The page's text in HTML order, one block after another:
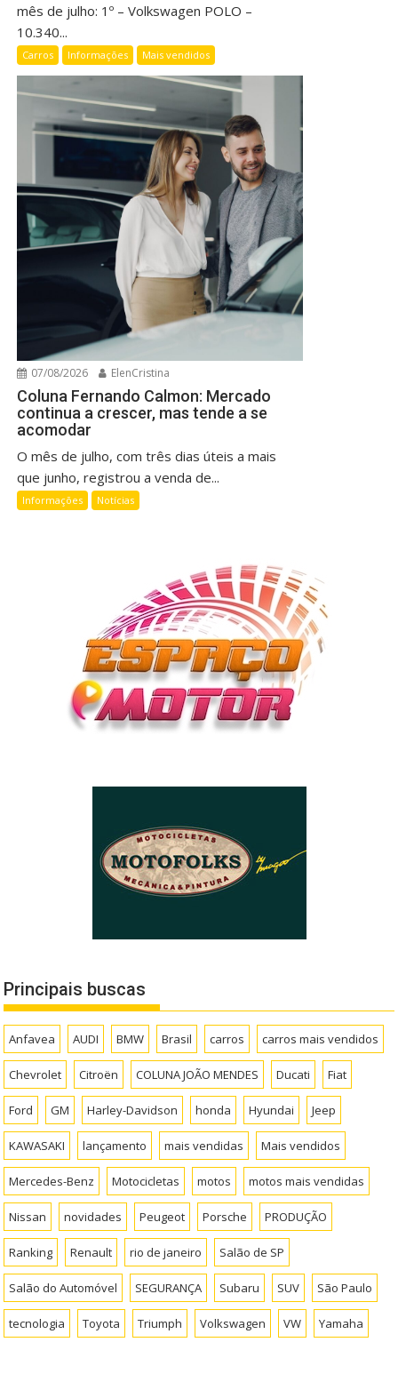
mês de julho: 1º – Volkswagen POLO –
10.340...
Carros Informações Mais vendidos
07/08/2026 ElenCristina
Coluna Fernando Calmon: Mercado
continua a crescer, mas tende a se
acomodar
O mês de julho, com três dias úteis a mais
que junho, registrou a venda de...
Informações Notícias
Principais buscas
Anfavea AUDI BMW Brasil carros carros mais vendidos
Chevrolet Citroën COLUNA JOÃO MENDES Ducati Fiat
Ford GM Harley-Davidson honda Hyundai Jeep
KAWASAKI lançamento mais vendidas Mais vendidos
Mercedes-Benz Motocicletas motos motos mais vendidas
Nissan novidades Peugeot Porsche PRODUÇÃO
Ranking Renault rio de janeiro Salão de SP
Salão do Automóvel SEGURANÇA Subaru SUV São Paulo
tecnologia Toyota Triumph Volkswagen VW Yamaha